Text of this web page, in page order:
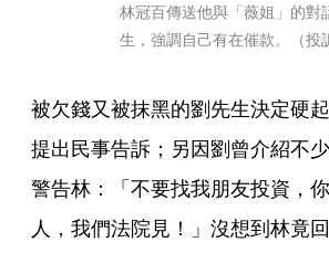
林冠百傳送他與「薇姐」的對
生，強調自己有在催款。（投
被欠錢又被抹黑的劉先生決定硬
提出民事告訴；另因劉曾介紹不
警告林：「不要找我朋友投資，
人，我們法院見！」沒想到林竟